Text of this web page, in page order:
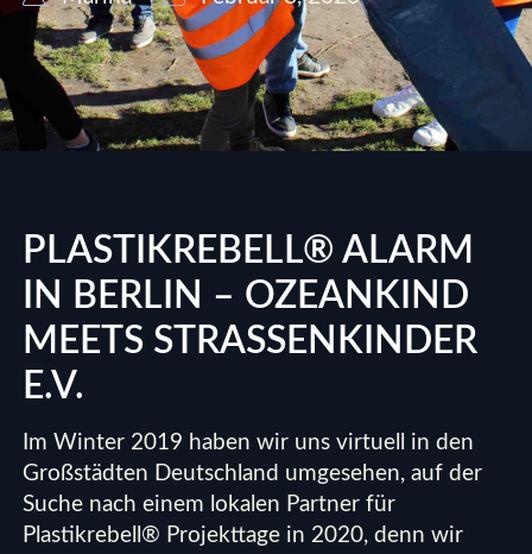
PLASTIKREBELL® ALARM
IN BERLIN – OZEANKIND
MEETS STRASSENKINDER E
.V.
Im Winter 2019 haben wir uns virtuell in den
Großstädten Deutschland umgesehen, auf der
Suche nach einem lokalen Partner für
Plastikrebell® Projekttage in 2020, denn wir